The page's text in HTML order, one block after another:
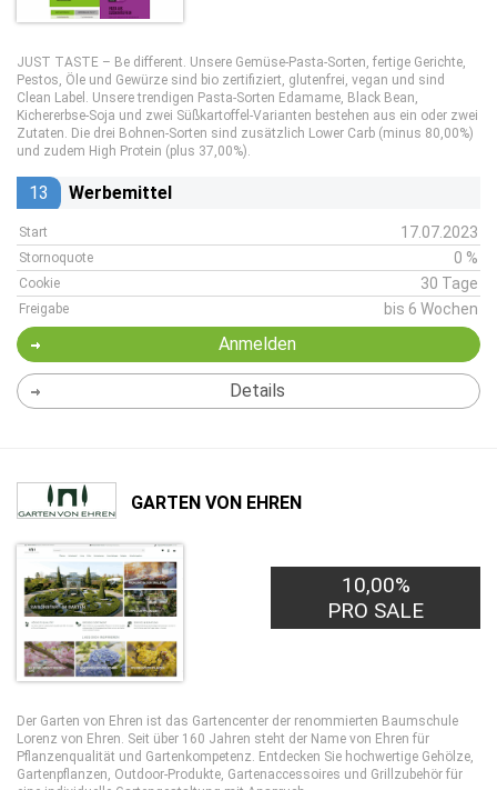
JUST TASTE – Be different. Unsere Gemüse-Pasta-Sorten, fertige Gerichte,
Pestos, Öle und Gewürze sind bio zertifiziert, glutenfrei, vegan und sind
Clean Label. Unsere trendigen Pasta-Sorten Edamame, Black Bean,
Kichererbse-Soja und zwei Süßkartoffel-Varianten bestehen aus ein oder zwei
Zutaten. Die drei Bohnen-Sorten sind zusätzlich Lower Carb (minus 80,00%)
und zudem High Protein (plus 37,00%).
13 Werbemittel
Start 17.07.2023
Stornoquote 0 %
Cookie 30 Tage
Freigabe bis 6 Wochen
Anmelden
Details
GARTEN VON EHREN
10,00%
PRO SALE
Der Garten von Ehren ist das Gartencenter der renommierten Baumschule
Lorenz von Ehren. Seit über 160 Jahren steht der Name von Ehren für
Pflanzenqualität und Gartenkompetenz. Entdecken Sie hochwertige Gehölze,
Gartenpflanzen, Outdoor-Produkte, Gartenaccessoires und Grillzubehör für